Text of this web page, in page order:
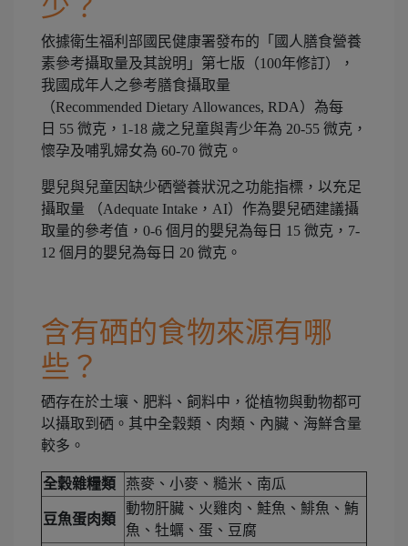
少？
依據衛生福利部國民健康署發布的「國人膳食營養
素參考攝取量及其說明」第七版（100年修訂），
我國成年人之參考膳食攝取量
（Recommended Dietary Allowances, RDA）為每
日 55 微克，1-18 歲之兒童與青少年為 20-55 微克，
懷孕及哺乳婦女為 60-70 微克。
嬰兒與兒童因缺少硒營養狀況之功能指標，以充足
攝取量 （Adequate Intake，AI）作為嬰兒硒建議攝
取量的參考值，0-6 個月的嬰兒為每日 15 微克，7-
12 個月的嬰兒為每日 20 微克。
含有硒的食物來源有哪
些？
硒存在於土壤、肥料、飼料中，從植物與動物都可
以攝取到硒。其中全穀類、肉類、內臟、海鮮含量
較多。
全穀雜糧類 燕麥、小麥、糙米、南瓜
豆魚蛋肉類
動物肝臟、火雞肉、鮭魚、鯡魚、鮪
魚、牡蠣、蛋、豆腐